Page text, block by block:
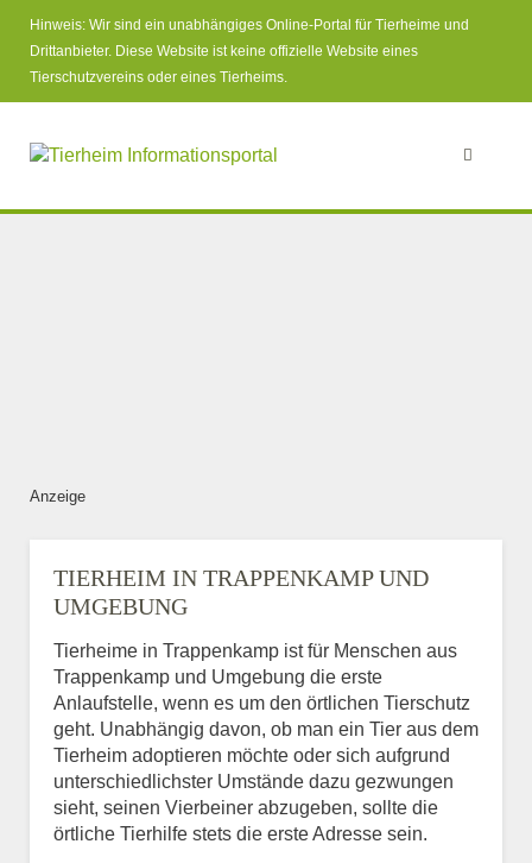
Hinweis: Wir sind ein unabhängiges Online-Portal für Tierheime und
Drittanbieter. Diese Website ist keine offizielle Website eines
Tierschutzvereins oder eines Tierheims.
Anzeige
TIERHEIM IN TRAPPENKAMP UND
UMGEBUNG
Tierheime in Trappenkamp ist für Menschen aus
Trappenkamp und Umgebung die erste
Anlaufstelle, wenn es um den örtlichen Tierschutz
geht. Unabhängig davon, ob man ein Tier aus dem
Tierheim adoptieren möchte oder sich aufgrund
unterschiedlichster Umstände dazu gezwungen
sieht, seinen Vierbeiner abzugeben, sollte die
örtliche Tierhilfe stets die erste Adresse sein.